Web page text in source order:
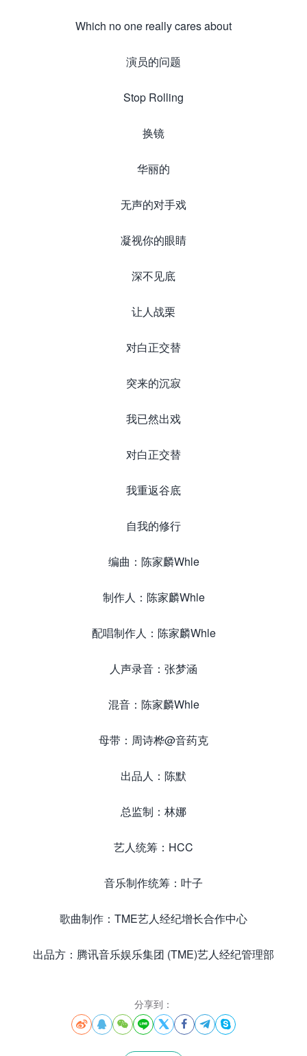
Which no one really cares about
演员的问题
Stop Rolling
换镜
华丽的
无声的对手戏
凝视你的眼睛
深不见底
让人战栗
对白正交替
突来的沉寂
我已然出戏
对白正交替
我重返谷底
自我的修行
编曲：陈家麟Whle
制作人：陈家麟Whle
配唱制作人：陈家麟Whle
人声录音：张梦涵
混音：陈家麟Whle
母带：周诗桦@音药克
出品人：陈默
总监制：林娜
艺人统筹：HCC
音乐制作统筹：叶子
歌曲制作：TME艺人经纪增长合作中心
出品方：腾讯音乐娱乐集团 (TME)艺人经纪管理部
分享到：
       